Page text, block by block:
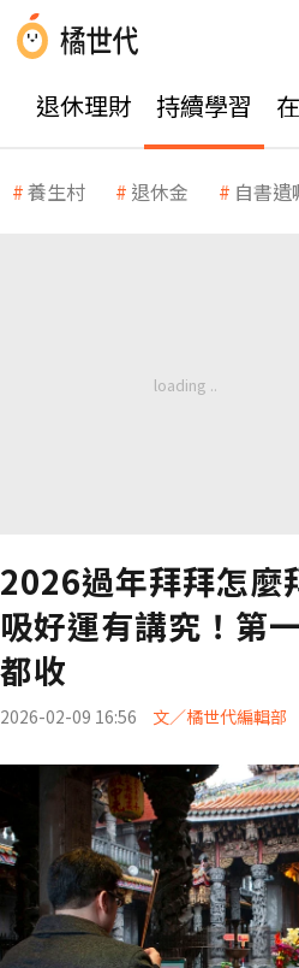
退休理財 持續學習
養生村 退休金 自書遺
2026過年拜拜怎麼
吸好運有講究！第
都收
2026-02-09 16:56 文／橘世代編輯部